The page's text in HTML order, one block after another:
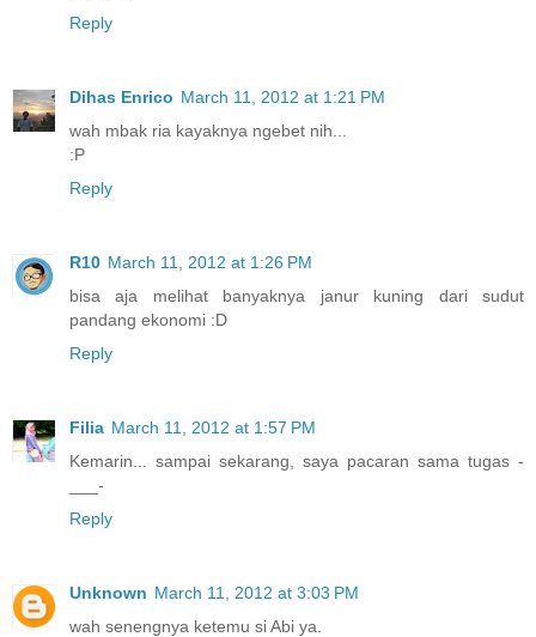
Reply
Dihas Enrico March 11, 2012 at 1:21 PM
wah mbak ria kayaknya ngebet nih...
:P
Reply
R10 March 11, 2012 at 1:26 PM
bisa aja melihat banyaknya janur kuning dari sudut
pandang ekonomi :D
Reply
Filia March 11, 2012 at 1:57 PM
Kemarin... sampai sekarang, saya pacaran sama tugas -
___-
Reply
Unknown March 11, 2012 at 3:03 PM
wah senengnya ketemu si Abi ya.